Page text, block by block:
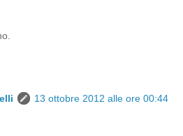
13 ottobre 2012 alle ore 00:44